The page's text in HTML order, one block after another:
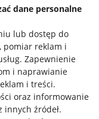
dane personalne
lub dostęp do
pomiar reklam i
. Zapewnienie
i naprawianie
i treści.
oraz informowanie
innych źródeł.